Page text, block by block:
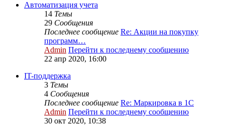
Автоматизация учета
14 Темы
29 Сообщения
Последнее сообщение Re: Акции на покупку
программ…
Admin Перейти к последнему сообщению
22 апр 2020, 16:00
IT-поддержка
3 Темы
4 Сообщения
Последнее сообщение Re: Маркировка в 1С
Admin Перейти к последнему сообщению
30 окт 2020, 10:38